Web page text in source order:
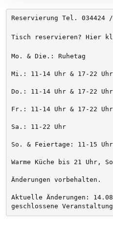
Reservierung Tel. 034424 /
Tisch reservieren? Hier
Mo. & Die.: Ruhetag
Mi.: 11-14 Uhr & 17-22 Uhr
Do.: 11-14 Uhr & 17-22 Uhr
Fr.: 11-14 Uhr & 17-22 Uhr
Sa.: 11-22 Uhr
So. & Feiertage: 11-15 Uhr
Warme Küche bis 21 Uhr,
Änderungen vorbehalten.
Aktuelle Änderungen:
geschlossene